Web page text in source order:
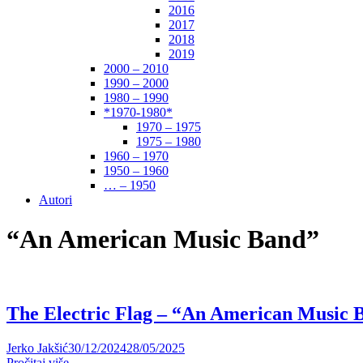
2016
2017
2018
2019
2000 – 2010
1990 – 2000
1980 – 1990
*1970-1980*
1970 – 1975
1975 – 1980
1960 – 1970
1950 – 1960
… – 1950
Autori
“An American Music Band”
The Electric Flag – “An American Music
Jerko Jakšić30/12/202428/05/2025